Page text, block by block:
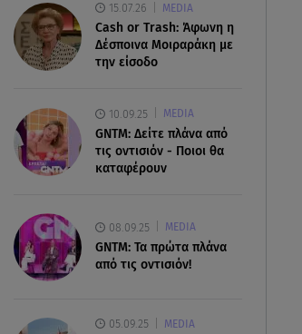
απώλεια
15.07.26 MEDIA
Cash or Trash: Άφωνη η
Δέσποινα Μοιραράκη με
την είσοδο
10.09.25 MEDIA
GNTM: Δείτε πλάνα από
τις οντισιόν - Ποιοι θα
καταφέρουν
08.09.25 MEDIA
GNTM: Τα πρώτα πλάνα
από τις οντισιόν!
05.09.25 MEDIA